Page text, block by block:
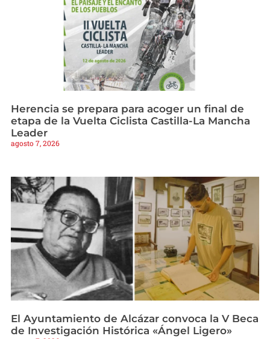
Herencia se prepara para acoger un final de
etapa de la Vuelta Ciclista Castilla-La Mancha
Leader
agosto 7, 2026
El Ayuntamiento de Alcázar convoca la V Beca
de Investigación Histórica «Ángel Ligero»